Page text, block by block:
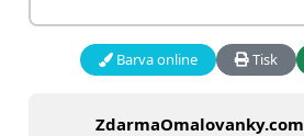
Barva online Tisk
ZdarmaOmalovanky.com